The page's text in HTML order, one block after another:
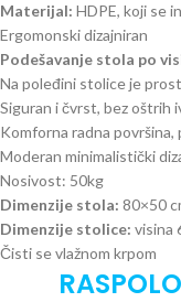
Materijal: HDPE, koji se
Ergomonski dizajniran
Podešavanje stola po
Na poleđini stolice je
Siguran i čvrst, bez oštrih
Komforna radna
Moderan minimalistički
Nosivost: 50kg
Dimenzije stola: 80×50
Dimenzije stolice: visina
Čisti se vlažnom krpom